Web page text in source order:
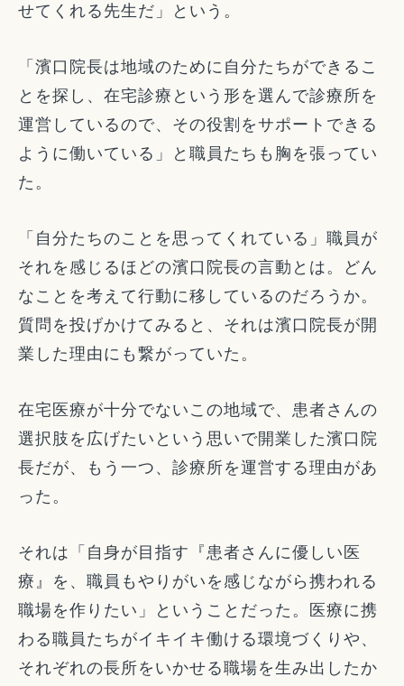
せてくれる先生だ」という。
「濱口院長は地域のために自分たちができるこ
とを探し、在宅診療という形を選んで診療所を
運営しているので、その役割をサポートできる
ように働いている」と職員たちも胸を張ってい
た。
「自分たちのことを思ってくれている」職員が
それを感じるほどの濱口院長の言動とは。どん
なことを考えて行動に移しているのだろうか。
質問を投げかけてみると、それは濱口院長が開
業した理由にも繋がっていた。
在宅医療が十分でないこの地域で、患者さんの
選択肢を広げたいという思いで開業した濱口院
長だが、もう一つ、診療所を運営する理由があ
った。
それは「自身が目指す『患者さんに優しい医
療』を、職員もやりがいを感じながら携われる
職場を作りたい」ということだった。医療に携
わる職員たちがイキイキ働ける環境づくりや、
それぞれの長所をいかせる職場を生み出したか